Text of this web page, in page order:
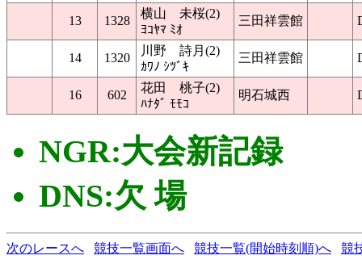
13 1328
横山 未桜(2)
ﾖｺﾔﾏ ﾐｵ
三田祥雲館
14 1320
川野 詩月(2)
ｶﾜﾉ ｼﾂﾞｷ
三田祥雲館
16 602
花田 桃子(2)
ﾊﾅﾀﾞ ﾓﾓｺ
明石城西
NGR:大会新記録
DNS:欠 場
次のレースへ 競技一覧画面へ 競技一覧(開始時刻順)へ 競